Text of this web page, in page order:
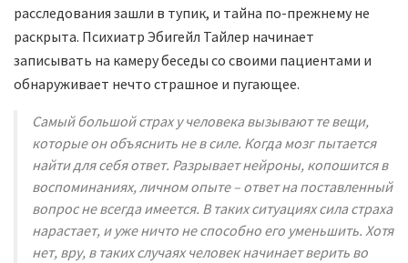
расследования зашли в тупик, и тайна по-прежнему не
раскрыта. Психиатр Эбигейл Тайлер начинает
записывать на камеру беседы со своими пациентами и
обнаруживает нечто страшное и пугающее.
Самый большой страх у человека вызывают те вещи,
которые он объяснить не в силе. Когда мозг пытается
найти для себя ответ. Разрывает нейроны, копошится в
воспоминаниях, личном опыте – ответ на поставленный
вопрос не всегда имеется. В таких ситуациях сила страха
нарастает, и уже ничто не способно его уменьшить. Хотя
нет, вру, в таких случаях человек начинает верить во